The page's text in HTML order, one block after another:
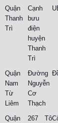
Quận
Thanh
Trì
Cạnh
bưu
điện
huyện
Thanh
Trì
Quận
Nam
Từ
Liêm
Đường
Nguyễn
Cơ
Thạch
Quận
267 Tô